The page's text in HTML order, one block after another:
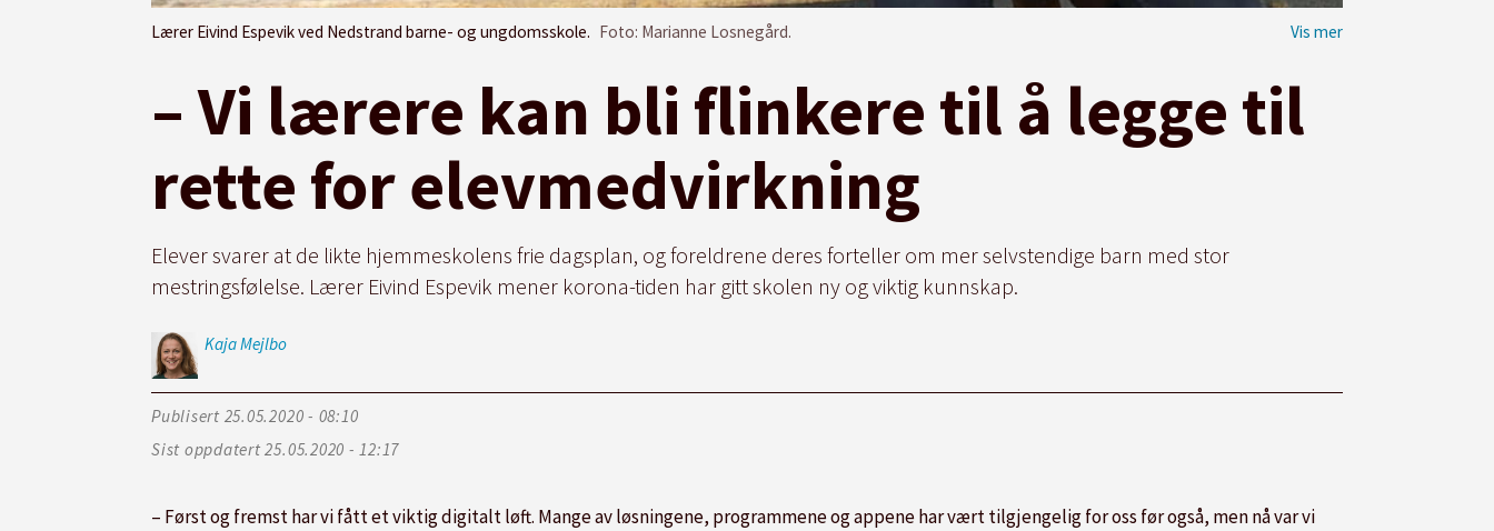
Lærer Eivind Espevik ved Nedstrand barne- og ungdomsskole. Foto: Marianne Losnegård.
– Vi lærere kan bli flinkere til å legge til
rette for elevmedvirkning
Elever svarer at de likte hjemmeskolens frie dagsplan, og foreldrene deres forteller om mer selvstendige barn med stor
mestringsfølelse. Lærer Eivind Espevik mener korona-tiden har gitt skolen ny og viktig kunnskap.
KajaMejlbo
Publisert
25.05.2020 - 08:10
Sist oppdatert
25.05.2020 - 12:17
– Først og fremst har vi fått et viktig digitalt løft. Mange av løsningene, programmene og appene har vært tilgjengelig for oss før også, men nå var vi